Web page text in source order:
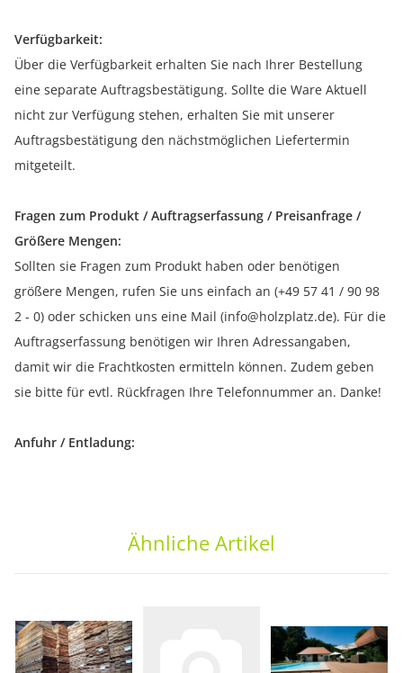
Verfügbarkeit:
Über die Verfügbarkeit erhalten Sie nach Ihrer Bestellung
eine separate Auftragsbestätigung. Sollte die Ware Aktuell
nicht zur Verfügung stehen, erhalten Sie mit unserer
Auftragsbestätigung den nächstmöglichen Liefertermin
mitgeteilt.
Fragen zum Produkt / Auftragserfassung / Preisanfrage /
Größere Mengen:
Sollten sie Fragen zum Produkt haben oder benötigen
größere Mengen, rufen Sie uns einfach an (+49 57 41 / 90 98
2 - 0) oder schicken uns eine Mail (info@holzplatz.de). Für die
Auftragserfassung benötigen wir Ihren Adressangaben,
damit wir die Frachtkosten ermitteln können. Zudem geben
sie bitte für evtl. Rückfragen Ihre Telefonnummer an. Danke!
Anfuhr / Entladung:
Ähnliche Artikel